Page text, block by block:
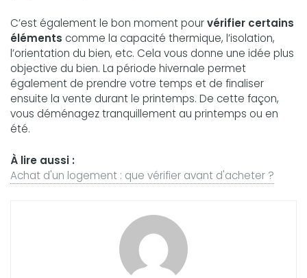
C’est également le bon moment pourvérifier certains
éléments comme la capacité thermique, l’isolation,
l’orientation du bien, etc. Cela vous donne une idée plus
objective du bien. La période hivernale permet
également de prendre votre temps et de finaliser
ensuite la vente durant le printemps. De cette façon,
vous déménagez tranquillement au printemps ou en
été.
À lire aussi :
Achat d'un logement : que vérifier avant d'acheter ?